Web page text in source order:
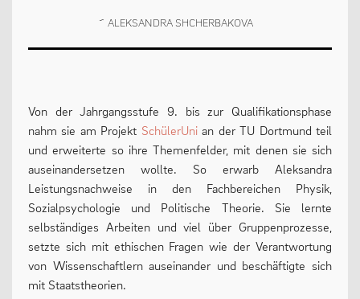
ALEKSANDRA SHCHERBAKOVA
Von der Jahrgangsstufe 9. bis zur Qualifikationsphase
nahm sie am Projekt SchülerUnian der TU Dortmund teil
und erweiterte so ihre Themenfelder, mit denen sie sich
auseinandersetzen wollte. So erwarb Aleksandra
Leistungsnachweise in den Fachbereichen Physik,
Sozialpsychologie und Politische Theorie. Sie lernte
selbständiges Arbeiten und viel über Gruppenprozesse,
setzte sich mit ethischen Fragen wie der Verantwortung
von Wissenschaftlern auseinander und beschäftigte sich
mit Staatstheorien.